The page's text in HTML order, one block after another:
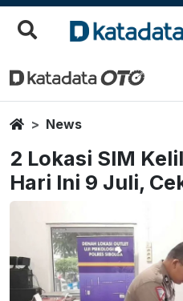
HomeNews
2 Lokasi SIM
Hari Ini 9 Juli,